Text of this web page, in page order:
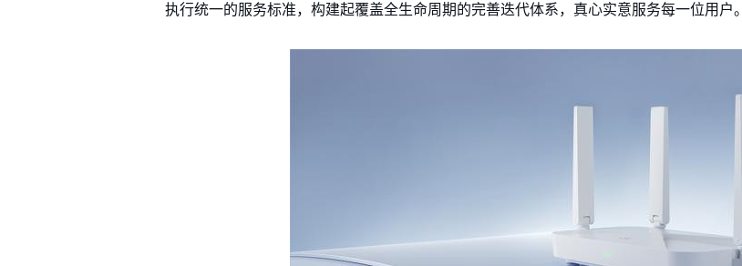
执行统一的服务标准，构建起覆盖全生命周期的完善迭代体系，真心实意服务每一位用户。